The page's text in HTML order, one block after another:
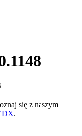
się z naszym
.